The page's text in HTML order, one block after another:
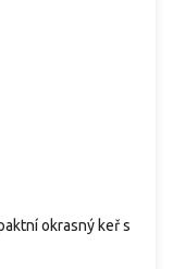
okrasný keř s